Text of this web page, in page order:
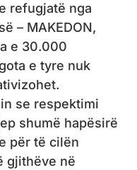
refugjatë nga
– MAKEDON,
e 30.000
e tyre nuk
se respektimi
shumë hapësirë
për të cilën
gjithëve në